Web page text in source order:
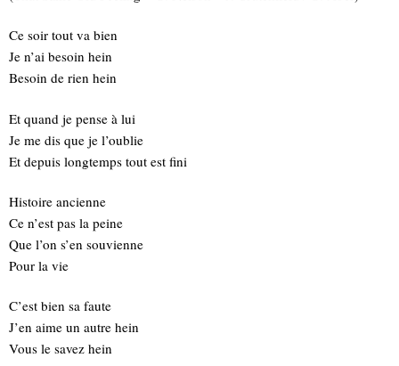
Ce soir tout va bien
Je n’ai besoin hein
Besoin de rien hein
Et quand je pense à lui
Je me dis que je l’oublie
Et depuis longtemps tout est fini
Histoire ancienne
Ce n’est pas la peine
Que l’on s’en souvienne
Pour la vie
C’est bien sa faute
J’en aime un autre hein
Vous le savez hein